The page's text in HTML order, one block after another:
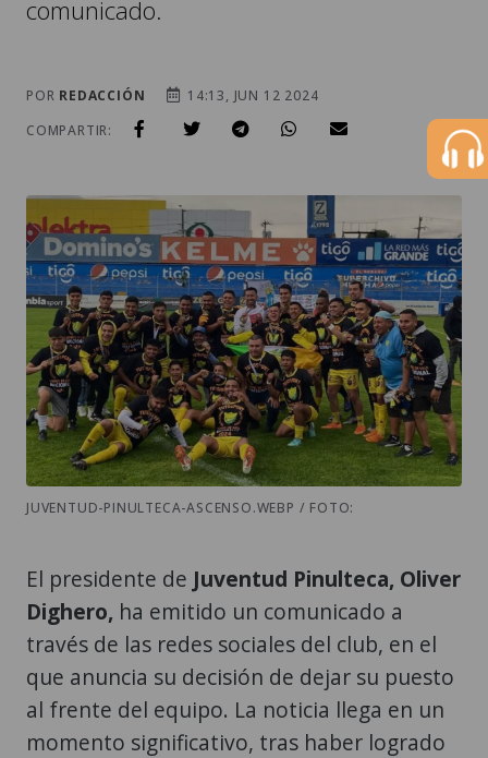
comunicado.
POR REDACCIÓN
14:13, JUN 12 2024
COMPARTIR:
JUVENTUD-PINULTECA-ASCENSO.WEBP / FOTO:
El presidente de Juventud Pinulteca, Oliver
Dighero, ha emitido un comunicado a
través de las redes sociales del club, en el
que anuncia su decisión de dejar su puesto
al frente del equipo. La noticia llega en un
momento significativo, tras haber logrado